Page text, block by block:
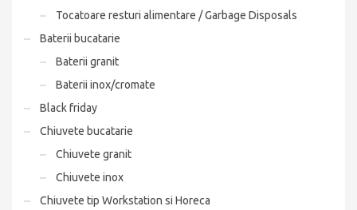
Tocatoare resturi alimentare / Garbage Disposals
Baterii bucatarie
Baterii granit
Baterii inox/cromate
Black friday
Chiuvete bucatarie
Chiuvete granit
Chiuvete inox
Chiuvete tip Workstation si Horeca